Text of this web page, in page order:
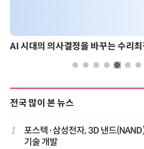
전국 많이 본 뉴스
1
포스텍·삼성전자, 3D 낸드
기술 개발